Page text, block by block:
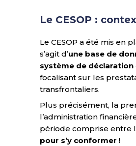
Le CESOP :
Le CESOP a été mis en
s’agit d’une base de
système de déclaration
focalisant sur les
transfrontaliers.
Plus précisément, la
l’administration
période comprise entre
pour s’y conformer !